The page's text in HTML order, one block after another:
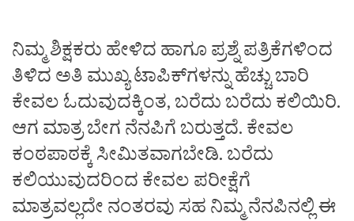
ನಿಮ್ಮ ಶಿಕ್ಷಕರು ಹೇಳಿದ ಹಾಗೂ ಪ್ರಶ್ನೆ ಪತ್ರಿಕೆಗಳಿಂದ
ತಿಳಿದ ಅತಿ ಮುಖ್ಯ ಟಾಪಿಕ್‌ಗಳನ್ನು ಹೆಚ್ಚು ಬಾರಿ
ಕೇವಲ ಓದುವುದಕ್ಕಿಂತ, ಬರೆದು ಬರೆದು ಕಲಿಯಿರಿ.
ಆಗ ಮಾತ್ರ ಬೇಗ ನೆನಪಿಗೆ ಬರುತ್ತದೆ. ಕೇವಲ
ಕಂಠಪಾಠಕ್ಕೆ ಸೀಮಿತವಾಗಬೇಡಿ. ಬರೆದು
ಕಲಿಯುವುದರಿಂದ ಕೇವಲ ಪರೀಕ್ಷೆಗೆ
ಮಾತ್ರವಲ್ಲದೇ ನಂತರವು ಸಹ ನಿಮ್ಮ ನೆನಪಿನಲ್ಲಿ ಈ